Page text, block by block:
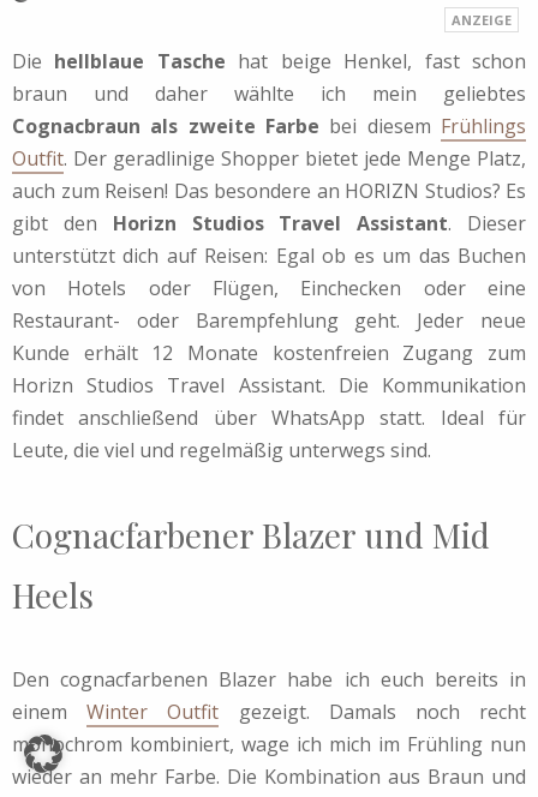
Die hellblaue Tasche hat beige Henkel, fast schon
braun und daher wählte ich mein geliebtes
Cognacbraun als zweite Farbe bei diesem Frühlings
Outfit. Der geradlinige Shopper bietet jede Menge Platz,
auch zum Reisen! Das besondere an HORIZN Studios? Es
gibt den Horizn Studios Travel Assistant. Dieser
unterstützt dich auf Reisen: Egal ob es um das Buchen
von Hotels oder Flügen, Einchecken oder eine
Restaurant- oder Barempfehlung geht. Jeder neue
Kunde erhält 12 Monate kostenfreien Zugang zum
Horizn Studios Travel Assistant. Die Kommunikation
findet anschließend über WhatsApp statt. Ideal für
Leute, die viel und regelmäßig unterwegs sind.
Cognacfarbener Blazer und Mid
Heels
Den cognacfarbenen Blazer habe ich euch bereits in
einemWinter Outfit gezeigt. Damals noch recht
monochrom kombiniert, wage ich mich im Frühling nun
wieder an mehr Farbe. Die Kombination aus Braun und